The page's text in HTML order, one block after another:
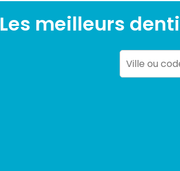
Les meilleurs